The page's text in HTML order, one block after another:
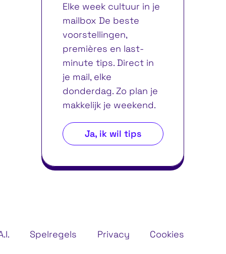
Elke week cultuur in je
mailbox De beste
voorstellingen,
premières en last-
minute tips. Direct in
je mail, elke
donderdag. Zo plan je
makkelijk je weekend.
Ja, ik wil tips
Spelregels Privacy Cookies